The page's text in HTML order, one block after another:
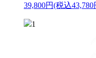
39,800円(税込43,780
1